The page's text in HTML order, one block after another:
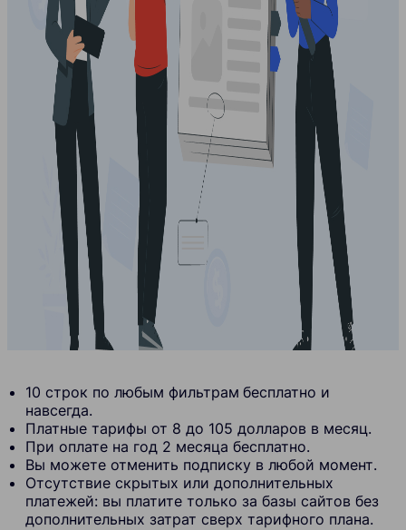
10 строк по любым фильтрам бесплатно и
навсегда.
Платные тарифы от 8 до 105 долларов в месяц.
При оплате на год 2 месяца бесплатно.
Вы можете отменить подписку в любой момент.
Отсутствие скрытых или дополнительных
платежей: вы платите только за базы сайтов без
дополнительных затрат сверх тарифного плана.